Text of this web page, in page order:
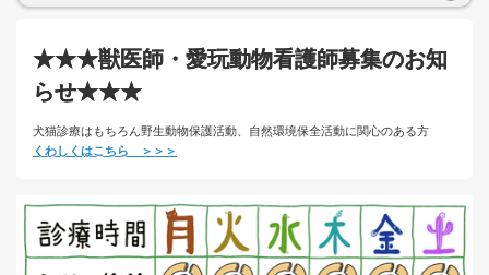
★★★獣医師・愛玩動物看護師募集のお知
らせ★★★
犬猫診療はもちろん野生動物保護活動、自然環境保全活動に関心のある方
くわしくはこちら ＞＞＞